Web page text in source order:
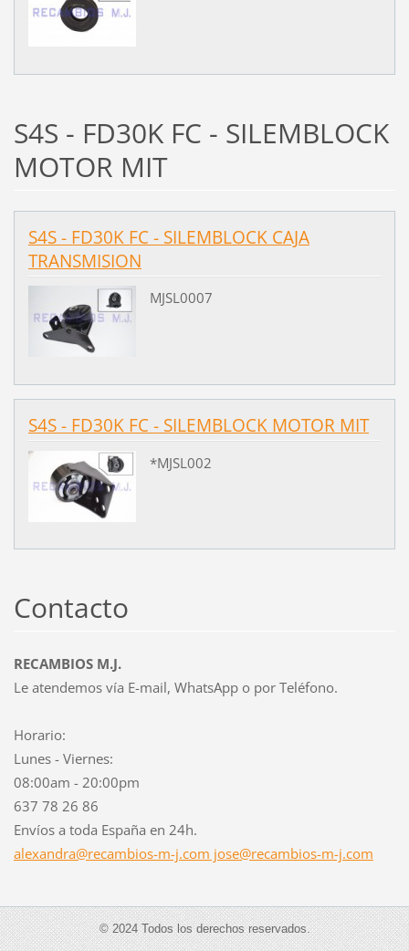
S4S - FD30K FC - SILEMBLOCK
MOTOR MIT
S4S - FD30K FC - SILEMBLOCK CAJA
TRANSMISION
MJSL0007
S4S - FD30K FC - SILEMBLOCK MOTOR MIT
*MJSL002
Contacto
RECAMBIOS M.J.
Le atendemos vía E-mail, WhatsApp o por Teléfono.
Horario:
Lunes - Viernes:
08:00am - 20:00pm
637 78 26 86
Envíos a toda España en 24h.
alexandra@recambios-m-j.com jose@recambios-m-j.com
© 2024 Todos los derechos reservados.